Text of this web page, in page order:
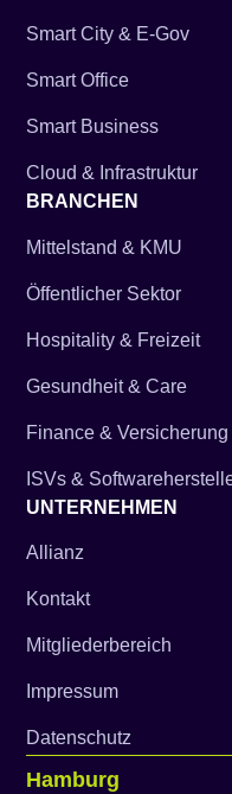
Hamburg
Smart City & E-Gov
Smart Office
Smart Business
Cloud & Infrastruktur
BRANCHEN
Mittelstand & KMU
Öffentlicher Sektor
Hospitality & Freizeit
Gesundheit & Care
Finance & Versicherung
ISVs &
UNTERNEHMEN
Allianz
Kontakt
Mitgliederbereich
Impressum
Datenschutz